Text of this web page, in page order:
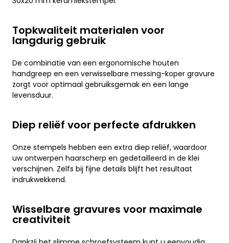
Topkwaliteit materialen voor
langdurig gebruik
De combinatie van een ergonomische houten
handgreep en een verwisselbare messing-koper gravure
zorgt voor optimaal gebruiksgemak en een lange
levensduur.
Diep reliëf voor perfecte afdrukken
Onze stempels hebben een extra diep reliëf, waardoor
uw ontwerpen haarscherp en gedetailleerd in de klei
verschijnen. Zelfs bij fijne details blijft het resultaat
indrukwekkend.
Wisselbare gravures voor maximale
creativiteit